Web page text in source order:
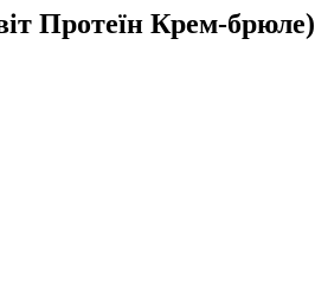
Протеїн Крем-брюле)